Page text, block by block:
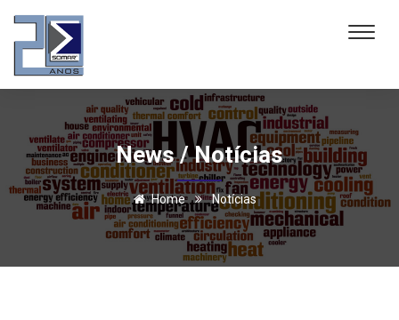
News / Notícias
Home Notícias